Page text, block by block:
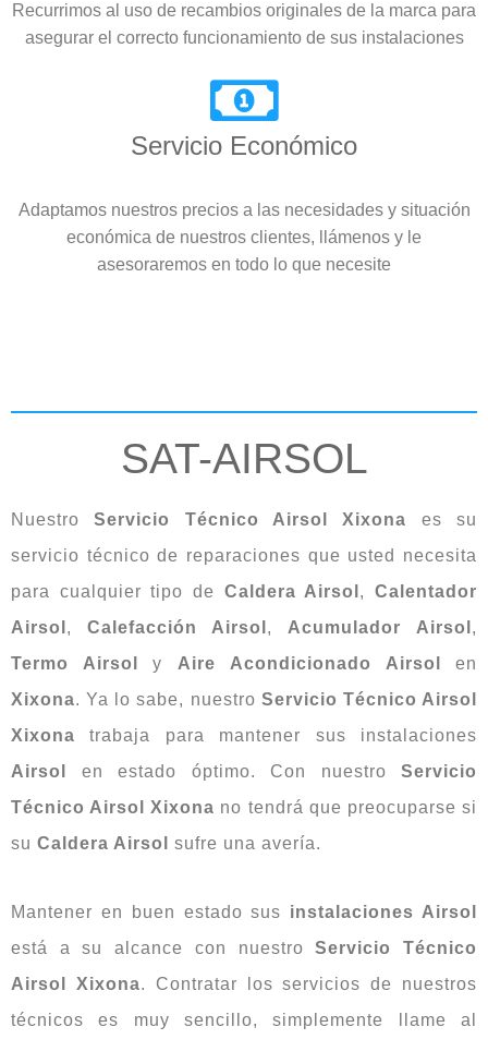
Recurrimos al uso de recambios originales de la marca para
asegurar el correcto funcionamiento de sus instalaciones
Servicio Económico
Adaptamos nuestros precios a las necesidades y situación
económica de nuestros clientes, llámenos y le
asesoraremos en todo lo que necesite
SAT-AIRSOL
NuestroServicio Técnico Airsol Xixona es su
servicio técnico de reparaciones que usted necesita
para cualquier tipo de Caldera Airsol ,Calentador
Airsol , Calefacción Airsol , Acumulador Airsol ,
Termo
Airsol y Aire Acondicionado Airsol
en
Xixona. Ya lo sabe, nuestro Servicio Técnico Airsol
Xixona trabaja para mantener sus instalaciones
Airsol
en estado óptimo. Con nuestro Servicio
Técnico Airsol Xixona no tendrá que preocuparse si
su Caldera Airsol sufre una avería.
Mantener en buen estado sus instalaciones Airsol
está a su alcance con nuestroServicio Técnico
Airsol Xixona. Contratar los servicios de nuestros
técnicos es muy sencillo, simplemente llame al